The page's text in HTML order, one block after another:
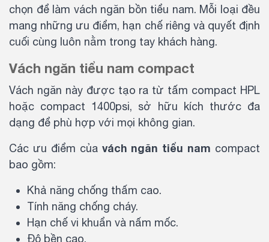
chọn để làm vách ngăn bồn tiểu nam. Mỗi loại đều
mang những ưu điểm, hạn chế riêng và quyết định
cuối cùng luôn nằm trong tay khách hàng.
Vách ngăn tiểu nam compact
Vách ngăn này được tạo ra từ tấm compact HPL
hoặc compact 1400psi, sở hữu kích thước đa
dạng để phù hợp với mọi không gian.
Các ưu điểm của vách ngăn tiểu nam compact
bao gồm:
Khả năng chống thấm cao.
Tính năng chống cháy.
Hạn chế vi khuẩn và nấm mốc.
Độ bền cao.